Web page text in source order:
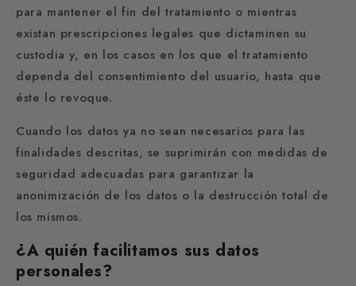
para mantener el fin del tratamiento o mientras
existan prescripciones legales que dictaminen su
custodia y, en los casos en los que el tratamiento
dependa del consentimiento del usuario, hasta que
éste lo revoque.
Cuando los datos ya no sean necesarios para las
finalidades descritas, se suprimirán con medidas de
seguridad adecuadas para garantizar la
anonimización de los datos o la destrucción total de
los mismos.
¿A quién facilitamos sus datos
personales?